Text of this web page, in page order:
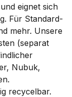
eignet sich
Für Standard-
mehr. Unsere
(separat
Nubuk,
recycelbar.